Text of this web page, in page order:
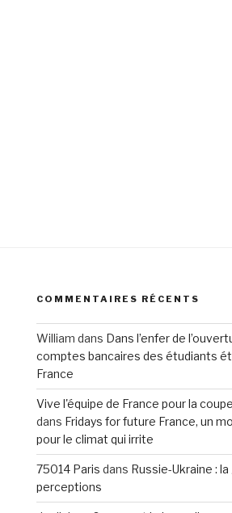
COMMENTAIRES RÉCENTS
William dans Dans l’enfer de
comptes bancaires des étudiants
France
Vive l'équipe de France pour la
dans Fridays for future France, un
pour le climat qui irrite
75014 Paris dans Russie-Ukraine :
perceptions